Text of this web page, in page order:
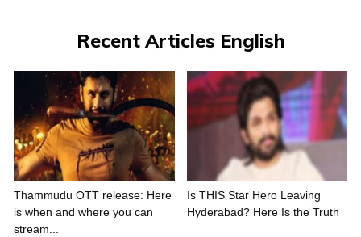
Recent Articles English
Thammudu OTT release: Here
is when and where you can
stream...
Is THIS Star Hero Leaving
Hyderabad? Here Is the Truth